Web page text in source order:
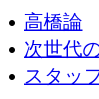
高橋論
次世代
スタッ